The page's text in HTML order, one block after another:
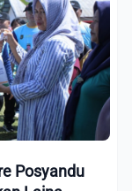
Posyandu